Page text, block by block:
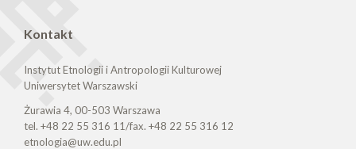
Kontakt
Instytut Etnologii i Antropologii Kulturowej
Uniwersytet Warszawski
Żurawia 4, 00-503 Warszawa
tel. +48 22 55 316 11/fax. +48 22 55 316 12
etnologia@uw.edu.pl